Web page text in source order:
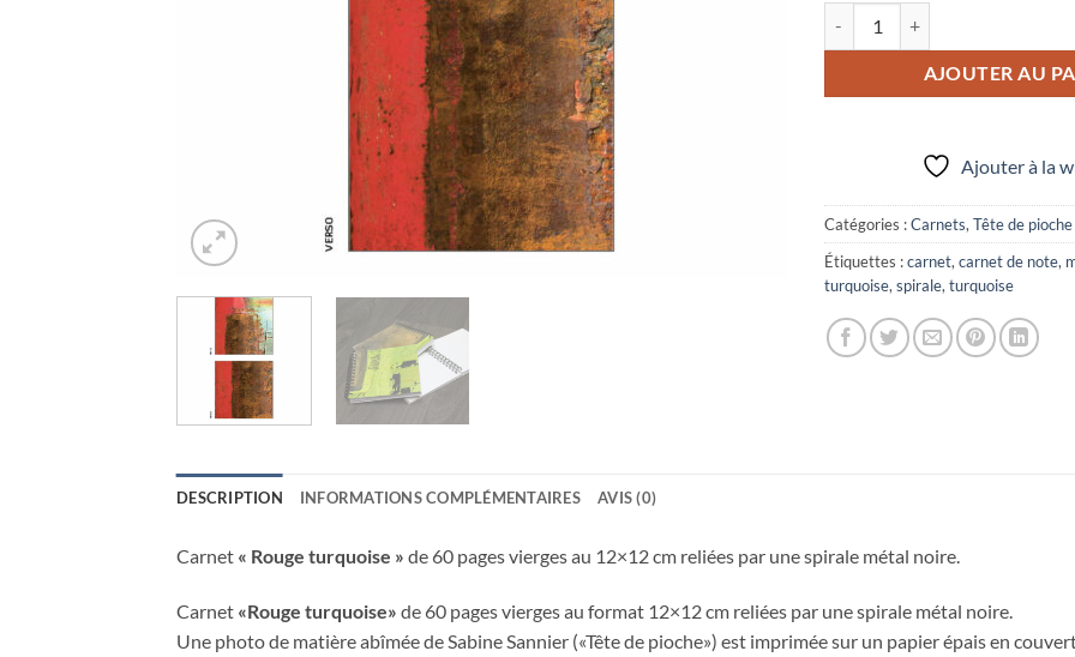
AJOUTER AU
Ajouter à la
Catégories :Carnets, Tête de pioche
Étiquettes :carnet, carnet de note,
turquoise, spirale, turquoise
DESCRIPTION INFORMATIONS COMPLÉMENTAIRES AVIS (0)
Carnet « Rouge turquoise » de 60 pages vierges au 12×12 cm reliées par une spirale métal noire.
Carnet «Rouge turquoise» de 60 pages vierges au format 12×12 cm reliées par une spirale métal noire.
Une photo de matière abîmée de Sabine Sannier («Tête de pioche») est imprimée sur un papier épais en